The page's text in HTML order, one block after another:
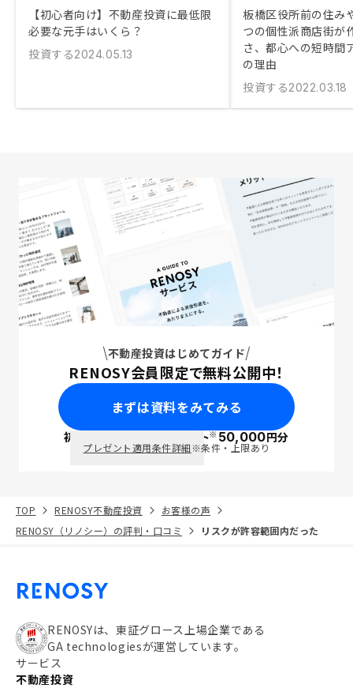
【初心者向け】不動産投資に最低限
必要な元手はいくら？
投資する2024.05.13
板橋区役所前の住み
つの個性派商店街が
さ、都心への短時間
の理由
投資する2022.03.18
不動産投資はじめてガイド
RENOSY会員限定で無料公開中！
まずは資料をみてみる
初回面談で ポイント※50,000円分
プレゼント適用条件詳細※条件・上限あり
TOP RENOSY不動産投資
お客様の声
RENOSY（リノシー）の評判・口コミ
リスクが許容範囲内だった
RENOSYは、東証グロース上場企業である
GA technologiesが運営しています。
サービス
不動産投資